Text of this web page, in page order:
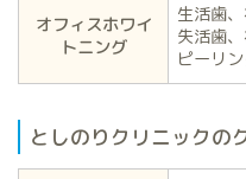
オフィスホワイ
トニング
生活歯
失活歯
ピーリ
としのりクリニックの